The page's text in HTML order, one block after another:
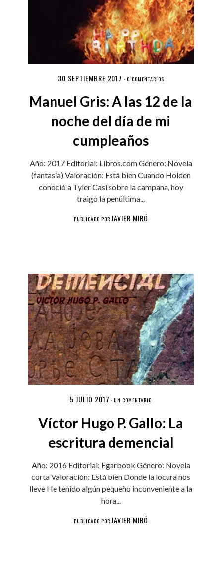
30 SEPTIEMBRE 2017 · 0 COMENTARIOS
Manuel Gris: A las 12 de la
noche del día de mi
cumpleaños
Año: 2017 Editorial: Libros.com Género: Novela
(fantasía) Valoración: Está bien Cuando Holden
conoció a Tyler Casi sobre la campana, hoy
traigo la penúltima...
PUBLICADO POR JAVIER MIRÓ
5 JULIO 2017 ·UN COMENTARIO
Víctor Hugo P. Gallo: La
escritura demencial
Año: 2016 Editorial: Egarbook Género: Novela
corta Valoración: Está bien Donde la locura nos
lleve He tenido algún pequeño inconveniente a la
hora...
PUBLICADO POR JAVIER MIRÓ